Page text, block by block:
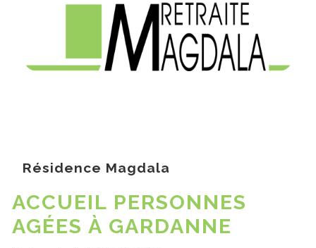
Résidence Magdala
ACCUEIL PERSONNES
AGÉES À GARDANNE